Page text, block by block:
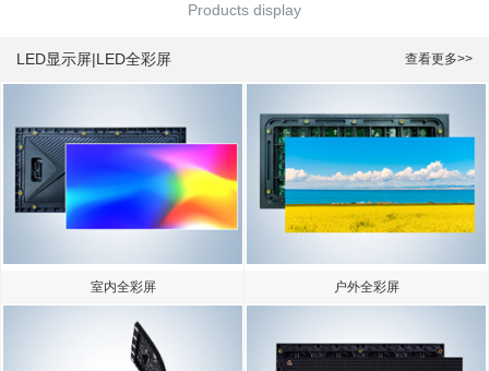
Products display
LED显示屏|LED全彩屏 查看更多>>
室内全彩屏 户外全彩屏